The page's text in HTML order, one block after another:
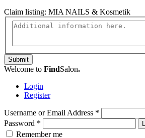
Claim listing: MIA NAILS & Kosmetik
Submit
Welcome to FindSalon.
Login
Register
Username or Email Address *
Password *
Remember me